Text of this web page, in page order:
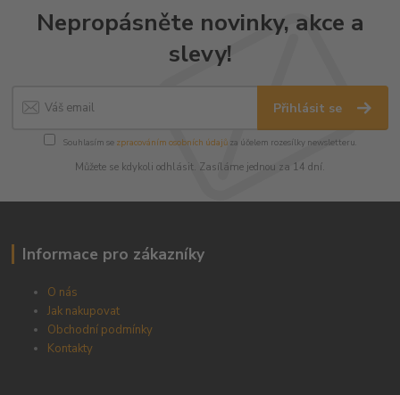
Nepropásněte novinky, akce a
slevy!
Přihlásit se
Souhlasím se zpracováním osobních údajůza účelem rozesílky newsletteru.
Můžete se kdykoli odhlásit. Zasíláme jednou za 14 dní.
Informace pro zákazníky
O nás
Jak nakupovat
Obchodní podmínky
Kontakty